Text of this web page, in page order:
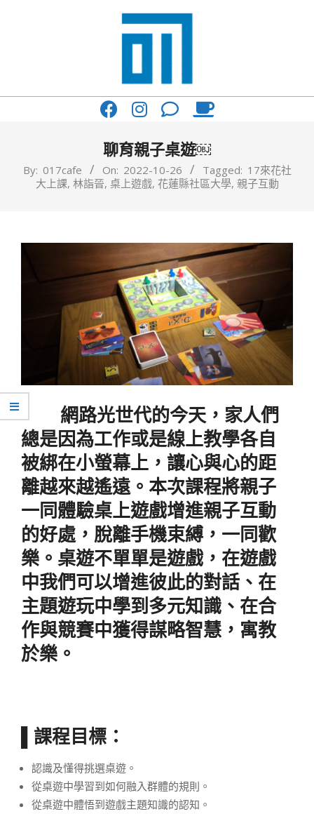
017
你
咖
聊育親子桌遊￼
By: 017cafe On: 2022-10-26 Tagged: 17來花社
大上課, 林詣晉, 桌上遊戲, 花蓮縣社區大學, 親子互動
網路光世代的今天，家人們
總是因為工作或是線上教學各自
被綁在小螢幕上，讓心與心的距
離越來越遙遠。本次課程將親子
一同體驗桌上遊戲增進親子互動
的好處，脫離手機束縛，一同歡
樂。桌遊不單單是遊戲，在遊戲
中我們可以增進彼此的對話、在
主題遊玩中學到多元知識、在合
作與競賽中獲得謀略智慧，寓教
於樂。
▌課程目標：
認識及懂得挑選桌遊。
從桌遊中學習到如何融入群體的規則。
從桌遊中體悟到遊戲主題知識的認知。